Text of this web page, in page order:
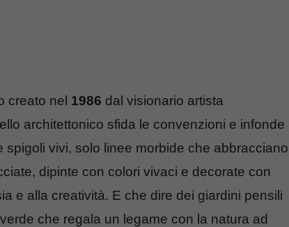
creato nel 1986 dal visionario artista
architettonico sfida le convenzioni e infonde
vivi, solo linee morbide che abbracciano
dipinte con colori vivaci e decorate con
e alla creatività. E che dire dei giardini pensili
che regala un legame con la natura ad